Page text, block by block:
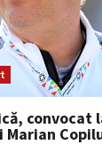
convocat
Marian